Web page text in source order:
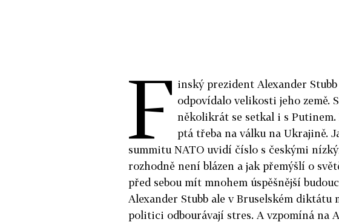
F inský prezident Alexander
odpovídalo velikosti jeho země.
několikrát se setkal i s Putinem.
ptá třeba na válku na Ukrajině.
summitu NATO uvidí číslo s českými
rozhodně není blázen a jak přemýšlí o
před sebou mít mnohem úspěšnější
Alexander Stubb ale v Bruselském diktátu
politici odbourávají stres. A vzpomíná na